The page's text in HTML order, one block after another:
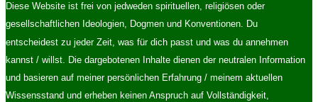
Diese Website ist frei von jedweden spirituellen, religiösen oder
gesellschaftlichen Ideologien, Dogmen und Konventionen. Du
entscheidest zu jeder Zeit, was für dich passt und was du annehmen
kannst / willst. Die dargebotenen Inhalte dienen der neutralen Information
und basieren auf meiner persönlichen Erfahrung / meinem aktuellen
Wissensstand und erheben keinen Anspruch auf Vollständigkeit,